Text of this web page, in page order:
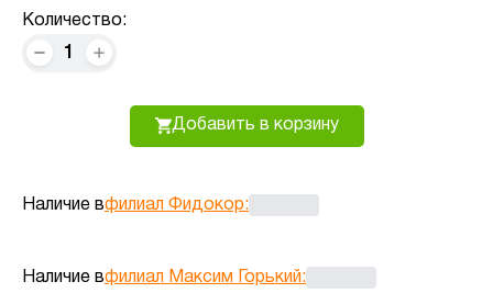
Количество:
1
Добавить в корзину
Наличие вфилиал Фидокор:
Наличие вфилиал Максим Горький: